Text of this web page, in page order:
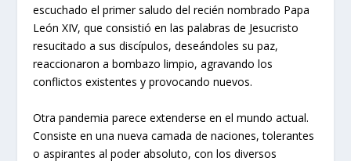
escuchado el primer saludo del recién nombrado Papa
León XIV, que consistió en las palabras de Jesucristo
resucitado a sus discípulos, deseándoles su paz,
reaccionaron a bombazo limpio, agravando los
conflictos existentes y provocando nuevos.
Otra pandemia parece extenderse en el mundo actual.
Consiste en una nueva camada de naciones, tolerantes
o aspirantes al poder absoluto, con los diversos